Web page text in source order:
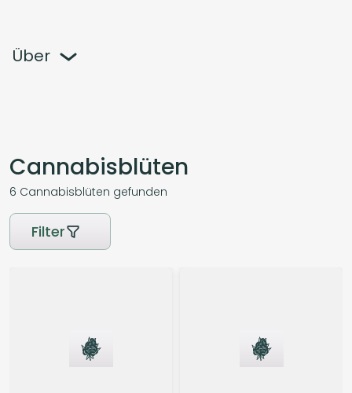
Über
extrakten spezialisiert und legt größten Wert auf
Qualität und Patientensicherheit. Das Unternehmen
hält sich strikt an GDP- und EU-GMP-Standards,
wobei alle Prozesse kontinuierlich von erfahrenen
Fachleuten überwacht werden. Die Produkte
Cannabisblüten
6 Cannabisblüten gefunden
Filter